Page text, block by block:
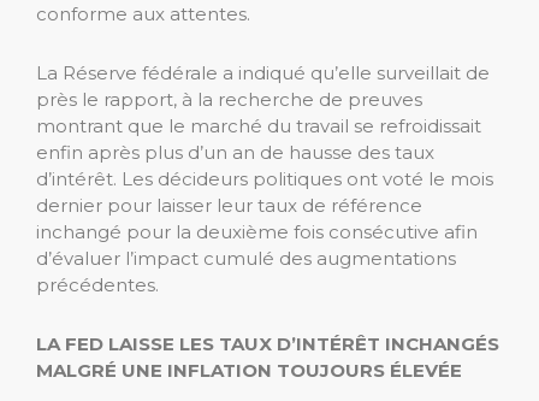
conforme aux attentes.
La Réserve fédérale a indiqué qu’elle surveillait de
près le rapport, à la recherche de preuves
montrant que le marché du travail se refroidissait
enfin après plus d’un an de hausse des taux
d’intérêt. Les décideurs politiques ont voté le mois
dernier pour laisser leur taux de référence
inchangé pour la deuxième fois consécutive afin
d’évaluer l’impact cumulé des augmentations
précédentes.
LA FED LAISSE LES TAUX D’INTÉRÊT INCHANGÉS
MALGRÉ UNE INFLATION TOUJOURS ÉLEVÉE